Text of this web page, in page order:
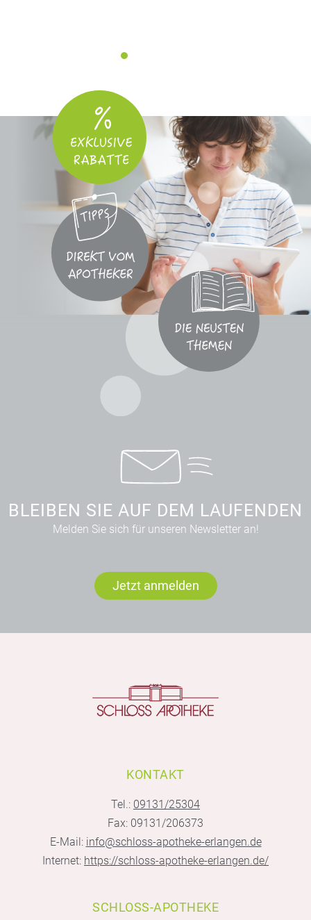
BLEIBEN SIE AUF DEM LAUFENDEN
Melden Sie sich für unseren Newsletter an!
Jetzt anmelden
KONTAKT
Tel.: 09131/25304
Fax: 09131/206373
E-Mail: info@schloss-apotheke-erlangen.de
Internet: https://schloss-apotheke-erlangen.de/
SCHLOSS-APOTHEKE